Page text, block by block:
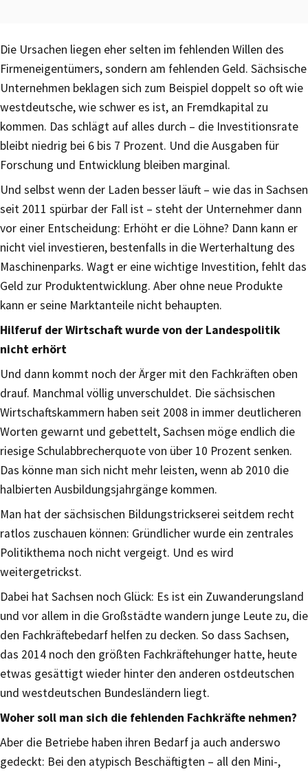
Die Ursachen liegen eher selten im fehlenden Willen des
Firmeneigentümers, sondern am fehlenden Geld. Sächsische
Unternehmen beklagen sich zum Beispiel doppelt so oft wie
westdeutsche, wie schwer es ist, an Fremdkapital zu
kommen. Das schlägt auf alles durch – die Investitionsrate
bleibt niedrig bei 6 bis 7 Prozent. Und die Ausgaben für
Forschung und Entwicklung bleiben marginal.
Und selbst wenn der Laden besser läuft – wie das in Sachsen
seit 2011 spürbar der Fall ist – steht der Unternehmer dann
vor einer Entscheidung: Erhöht er die Löhne? Dann kann er
nicht viel investieren, bestenfalls in die Werterhaltung des
Maschinenparks. Wagt er eine wichtige Investition, fehlt das
Geld zur Produktentwicklung. Aber ohne neue Produkte
kann er seine Marktanteile nicht behaupten.
Hilferuf der Wirtschaft wurde von der Landespolitik
nicht erhört
Und dann kommt noch der Ärger mit den Fachkräften oben
drauf. Manchmal völlig unverschuldet. Die sächsischen
Wirtschaftskammern haben seit 2008 in immer deutlicheren
Worten gewarnt und gebettelt, Sachsen möge endlich die
riesige Schulabbrecherquote von über 10 Prozent senken.
Das könne man sich nicht mehr leisten, wenn ab 2010 die
halbierten Ausbildungsjahrgänge kommen.
Man hat der sächsischen Bildungstrickserei seitdem recht
ratlos zuschauen können: Gründlicher wurde ein zentrales
Politikthema noch nicht vergeigt. Und es wird
weitergetrickst.
Dabei hat Sachsen noch Glück: Es ist ein Zuwanderungsland
und vor allem in die Großstädte wandern junge Leute zu, die
den Fachkräftebedarf helfen zu decken. So dass Sachsen,
das 2014 noch den größten Fachkräftehunger hatte, heute
etwas gesättigt wieder hinter den anderen ostdeutschen
und westdeutschen Bundesländern liegt.
Woher soll man sich die fehlenden Fachkräfte nehmen?
Aber die Betriebe haben ihren Bedarf ja auch anderswo
gedeckt: Bei den atypisch Beschäftigten – all den Mini-,